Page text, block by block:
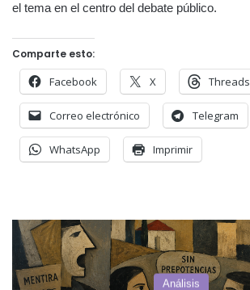
el tema en el centro del debate público.
Comparte esto:
Facebook X Threads
Correo electrónico Telegram
WhatsApp Imprimir
Actualidad